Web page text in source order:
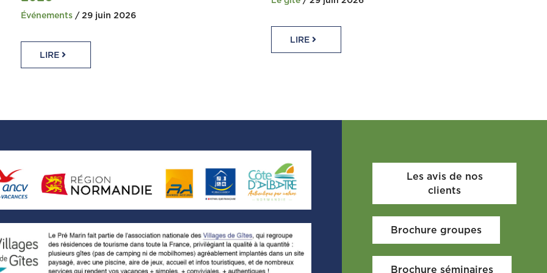
Événements / 29 juin 2026
LIRE
LIRE
Les avis de nos
clients
Brochure groupes
Brochure séminaires